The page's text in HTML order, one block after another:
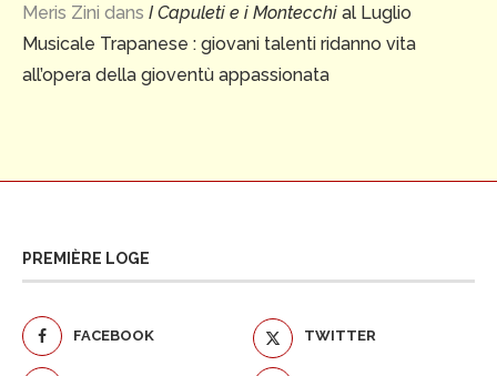
Meris Zini dans I Capuleti e i Montecchi al Luglio
Musicale Trapanese : giovani talenti ridanno vita
all’opera della gioventù appassionata
PREMIÈRE LOGE
FACEBOOK TWITTER